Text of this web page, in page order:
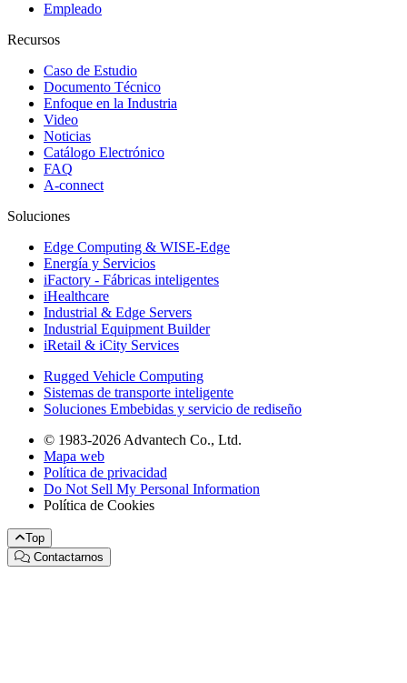
Empleado
Recursos
Caso de Estudio
Documento Técnico
Enfoque en la Industria
Video
Noticias
Catálogo Electrónico
FAQ
A-connect
Soluciones
Edge Computing & WISE-Edge
Energía y Servicios
iFactory - Fábricas inteligentes
iHealthcare
Industrial & Edge Servers
Industrial Equipment Builder
iRetail & iCity Services
Rugged Vehicle Computing
Sistemas de transporte inteligente
Soluciones Embebidas y servicio de rediseño
© 1983-2026 Advantech Co., Ltd.
Mapa web
Política de privacidad
Do Not Sell My Personal Information
Política de Cookies
Top
Contactarnos